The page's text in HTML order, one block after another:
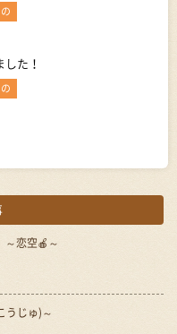
た！
恋空🍎～
うじゅ)～